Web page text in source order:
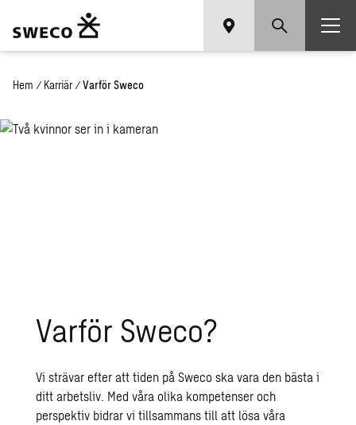
Hem / Karriär / Varför Sweco
Var­för Sweco?
Vi strävar efter att tiden på Sweco ska vara den bästa i
ditt arbetsliv. Med våra olika kompetenser och
perspektiv bidrar vi tillsammanstill att lösa våra